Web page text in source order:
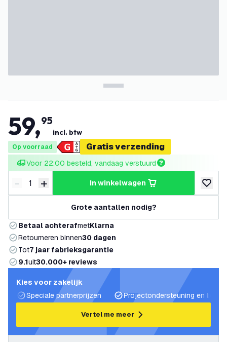
59,95
incl. btw
Op voorraad Gratis verzending
Voor 22:00 besteld, vandaag verstuurd
Verminder hoeveelheid
- Verhoog hoeveelheid
+ in winkelwagen
Grote aantallen nodig?
Betaal achterafmetKlarna
Retourneren binnen30 dagen
Tot7 jaar fabrieksgarantie
9.1uit30.000+ reviews
Kies voor zakelijk
Speciale partnerprijzen
Projectondersteuning en
Vertel me meer